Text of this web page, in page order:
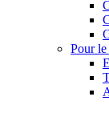
Pour le